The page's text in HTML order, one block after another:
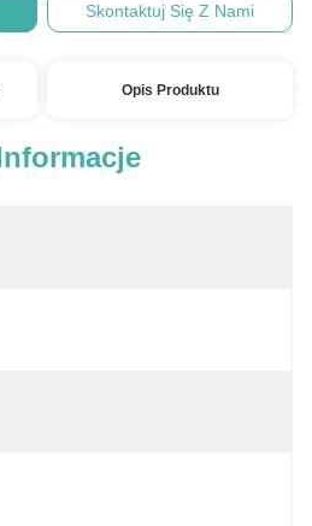
Skontaktuj Się Z Nami
Opis Produktu